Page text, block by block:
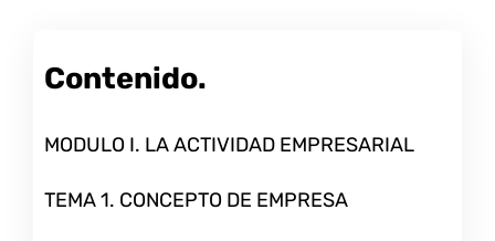
Contenido.
MODULO I. LA ACTIVIDAD EMPRESARIAL
TEMA 1. CONCEPTO DE EMPRESA